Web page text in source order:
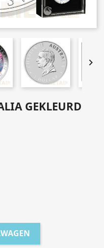

GEKLEURD